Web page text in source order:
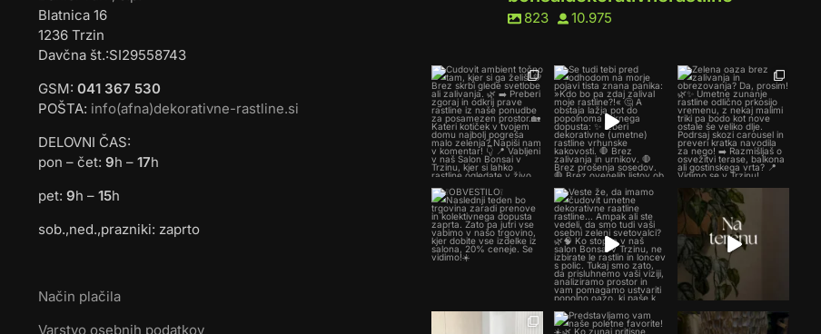
Blatnica 16
1236 Trzin
Davčna št.:SI29558743
GSM: 041 367 530
POŠTA: info(afna)dekorativne-rastline.si
DELOVNI ČAS:
pon – čet: 9h – 17h
pet: 9h – 15h
sob.,ned.,prazniki: zaprto
Način plačila
Varstvo osebnih podatkov
823 10.975